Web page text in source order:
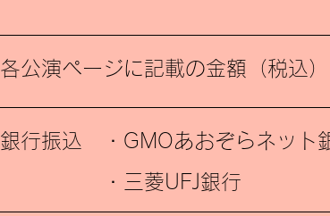
各公演ページに記載の金額（税込）
銀行振込 ・GMOあおぞらネット
・三菱UFJ銀行